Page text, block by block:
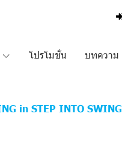
โปรโมชั่น บทความ
in STEP INTO SWING